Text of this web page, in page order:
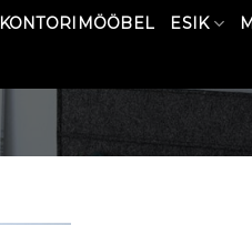
KONTORIMÖÖBEL ESIK